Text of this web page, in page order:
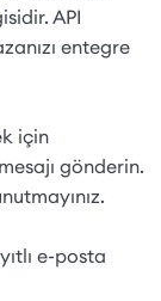
API
entegre
için
gönderin.
e-posta